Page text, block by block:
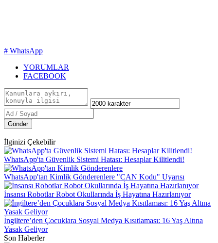
# WhatsApp
YORUMLAR
FACEBOOK
Gönder
İlginizi Çekebilir
WhatsApp'ta Güvenlik Sistemi Hatası: Hesaplar Kilitlendi!
WhatsApp'tan Kimlik Gönderenlere "CAN Kodu" Uyarısı
İnsansı Robotlar Robot Okullarında İş Hayatına Hazırlanıyor
İngiltere’den Çocuklara Sosyal Medya Kısıtlaması: 16 Yaş Altına
Yasak Geliyor
Son Haberler